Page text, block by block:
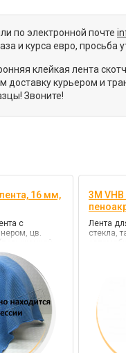
по электронной почте
и курса евро,
клейкая лента
курьером и
Звоните!
16 мм,
с
цв.
3M
Лента
стекла,